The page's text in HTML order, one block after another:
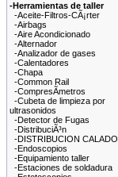
-Herramientas de taller
-Aceite-Filtros-CÃ¡rter
-Airbags
-Aire Acondicionado
-Alternador
-Analizador de gases
-Calentadores
-Chapa
-Common Rail
-CompresÃ­metros
-Cubeta de limpieza por
ultrasonidos
-Detector de Fugas
-DistribuciÃ³n
-DISTRIBUCION CALADO
-Endoscopios
-Equipamiento taller
-Estaciones de soldadura